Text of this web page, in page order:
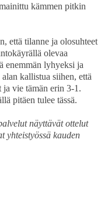
kämmen pitkin
että tilanne ja olosuhteet
olevaa
enemmän lyhyeksi ja
kallistua siihen, että
ja vie tämän erin 3-1.
pitäen tulee tässä.
näyttävät ottelut
yhteistyössä kauden